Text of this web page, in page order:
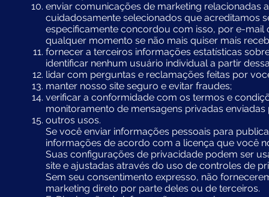
enviar comunicações de marketing relacionadas
cuidadosamente selecionados que acreditamos
especificamente concordou com isso, por e-
qualquer momento se não mais quiser mais
fornecer a terceiros informações estatísticas
identificar nenhum usuário individual a partir
lidar com perguntas e reclamações feitas por
manter nosso site seguro e evitar fraudes;
verificar a conformidade com os termos e
monitoramento de mensagens privadas
outros usos.
Se você enviar informações pessoais para
informações de acordo com a licença que você
Suas configurações de privacidade podem ser
site e ajustadas através do uso de controles de
Sem seu consentimento expresso, não
marketing direto por parte deles ou de terceiros.